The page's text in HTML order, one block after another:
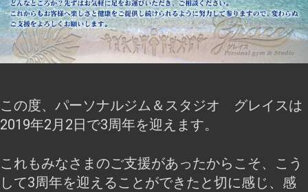
この度、パーソナルジム＆スタジオ グレイスは
2019年2月2日で3周年を迎えます。
これもみなさまのご支援があったからこそ、こう
して3周年を迎えることができたと切に感じ、感